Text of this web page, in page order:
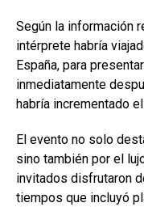
Según la información
intérprete habría
España, para
inmediatamente
habría incrementado
El evento no solo
sino también por el
invitados disfrutaron
tiempos que incluyó